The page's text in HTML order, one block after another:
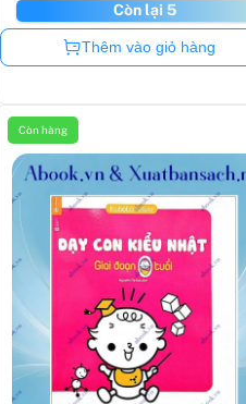
Còn lại 5
Còn hàng
Thêm vào giỏ hàng
Còn hàng